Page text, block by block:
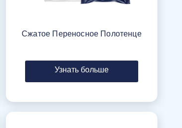
Сжатое Переносное Полотенце
Узнать больше